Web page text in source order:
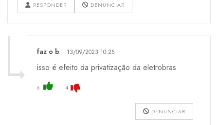
RESPONDER DENUNCIAR
faz o b 13/09/2023 10:25
isso é efeito da privatização da eletrobras
6 4
DENUNCIAR